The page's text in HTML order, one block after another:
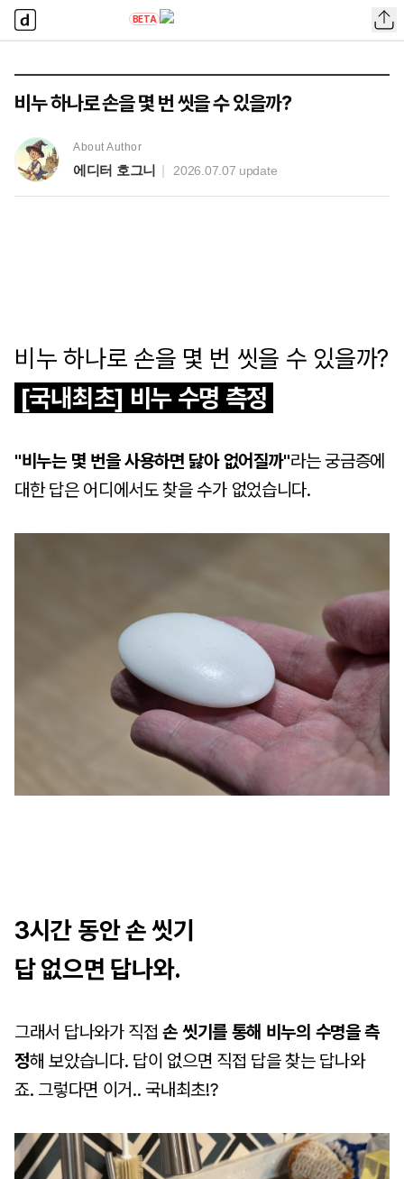
답나와
홈
BETA
비누 하나로 손을 몇 번 씻을 수 있을까?
About Author
에디터 호그니 | 2026.07.07 update
비누 하나로 손을 몇 번 씻을 수 있을까?
[국내최초] 비누 수명 측정
"비누는 몇 번을 사용하면 닳아 없어질까"라는궁금증에
대한 답은 어디에서도 찾을 수가 없었습니다.
3시간 동안 손 씻기
답 없으면 답나와.
그래서 답나와가 직접손 씻기를 통해 비누의 수명을 측
정해 보았습니다. 답이 없으면 직접 답을 찾는 답나와
죠. 그렇다면 이거.. 국내최초!?